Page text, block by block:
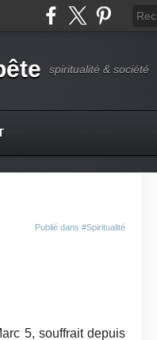
spiritualité & société
Publié dans #Spiritualité
5, souffrait depuis